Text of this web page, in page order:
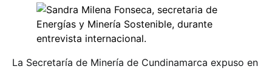
La Secretaría de Minería de Cundinamarca expuso en